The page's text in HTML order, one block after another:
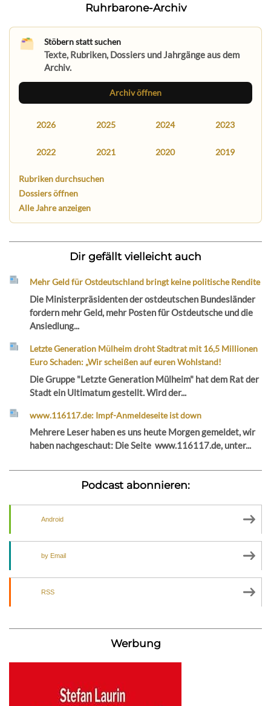
Ruhrbarone-Archiv
Stöbern statt suchen
Texte, Rubriken, Dossiers und Jahrgänge aus dem
Archiv.
Archiv öffnen
2026 2025 2024 2023
2022 2021 2020 2019
Rubriken durchsuchen
Dossiers öffnen
Alle Jahre anzeigen
Dir gefällt vielleicht auch
Mehr Geld für Ostdeutschland bringt keine politische Rendite
Die Ministerpräsidenten der ostdeutschen Bundesländer
fordern mehr Geld, mehr Posten für Ostdeutsche und die
Ansiedlung...
Letzte Generation Mülheim droht Stadtrat mit 16,5 Millionen
Euro Schaden: „Wir scheißen auf euren Wohlstand!
Die Gruppe "Letzte Generation Mülheim" hat dem Rat der
Stadt ein Ultimatum gestellt. Wird der...
www.116117.de: Impf-Anmeldeseite ist down
Mehrere Leser haben es uns heute Morgen gemeldet, wir
haben nachgeschaut: Die Seite www.116117.de, unter...
Podcast abonnieren:
Android
by Email
RSS
Werbung